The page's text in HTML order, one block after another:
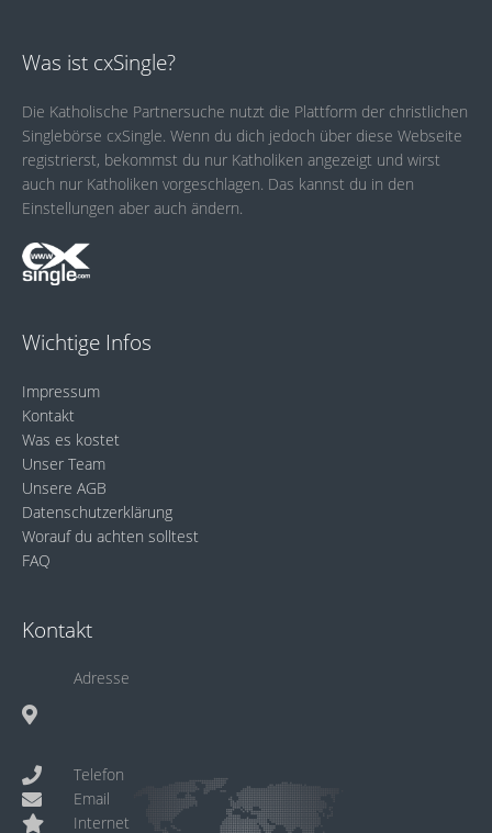
Was ist cxSingle?
Die Katholische Partnersuche nutzt die Plattform der christlichen
Singlebörse cxSingle. Wenn du dich jedoch über diese Webseite
registrierst, bekommst du nur Katholiken angezeigt und wirst
auch nur Katholiken vorgeschlagen. Das kannst du in den
Einstellungen aber auch ändern.
Wichtige Infos
Impressum
Kontakt
Was es kostet
Unser Team
Unsere AGB
Datenschutzerklärung
Worauf du achten solltest
FAQ
Kontakt
Adresse
Telefon
Email
Internet